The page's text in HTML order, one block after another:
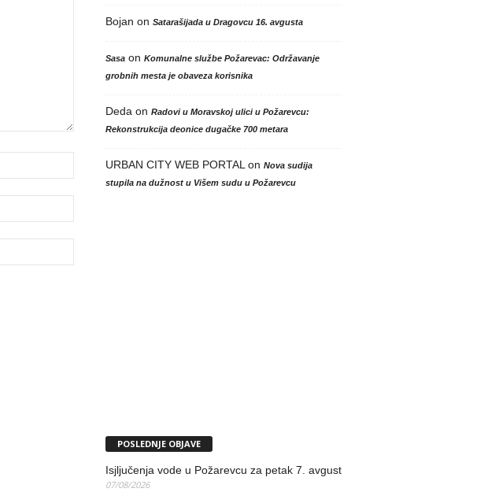
Bojan on Satarašijada u Dragovcu 16. avgusta
Sasaon Komunalne službe Požarevac: Održavanje
grobnih mesta je obaveza korisnika
Deda on Radovi u Moravskoj ulici u Požarevcu:
Rekonstrukcija deonice dugačke 700 metara
URBAN CITY WEB PORTAL on Nova sudija
stupila na dužnost u Višem sudu u Požarevcu
POSLEDNJE OBJAVE
Isjljučenja vode u Požarevcu za petak 7. avgust
07/08/2026